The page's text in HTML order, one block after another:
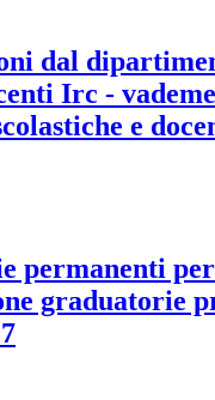
dal
Irc -
e
permanenti
graduatorie